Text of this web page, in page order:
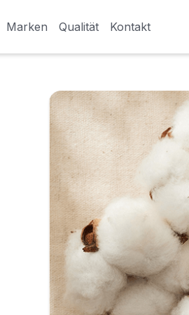
Marken Qualität Kontakt
Marken Qualität Kontakt